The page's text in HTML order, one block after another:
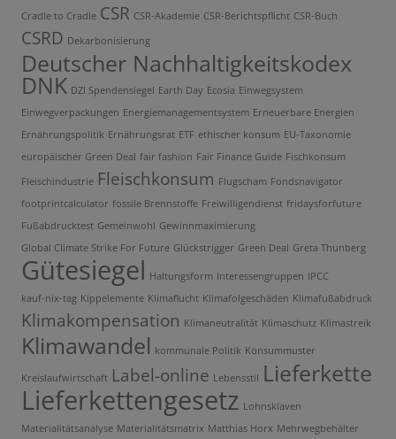
Cradle to Cradle CSR CSR-Akademie CSR-Berichtspflicht CSR-Buch
CSRD Dekarbonisierung
Deutscher Nachhaltigkeitskodex
DNK DZI Spendensiegel Earth Day Ecosia Einwegsystem
Einwegverpackungen Energiemanagementsystem Erneuerbare Energien
Ernährungspolitik Ernährungsrat ETF ethischer konsum EU-Taxonomie
europäischer Green Deal fair fashion Fair Finance Guide Fischkonsum
Fleischindustrie Fleischkonsum Flugscham Fondsnavigator
footprintcalculator fossile Brennstoffe Freiwilligendienst fridaysforfuture
Fußabdrucktest Gemeinwohl Gewinnmaximierung
Global Climate Strike For Future Glückstrigger Green Deal Greta Thunberg
Gütesiegel Haltungsform Interessengruppen IPCC
kauf-nix-tag Kippelemente Klimaflucht Klimafolgeschäden Klimafußabdruck
Klimakompensation Klimaneutralität Klimaschutz Klimastreik
Klimawandel kommunale Politik Konsummuster
Kreislaufwirtschaft Label-online Lebensstil Lieferkette
Lieferkettengesetz Lohnsklaven
Materialitätsanalyse Materialitätsmatrix Matthias Horx Mehrwegbehälter